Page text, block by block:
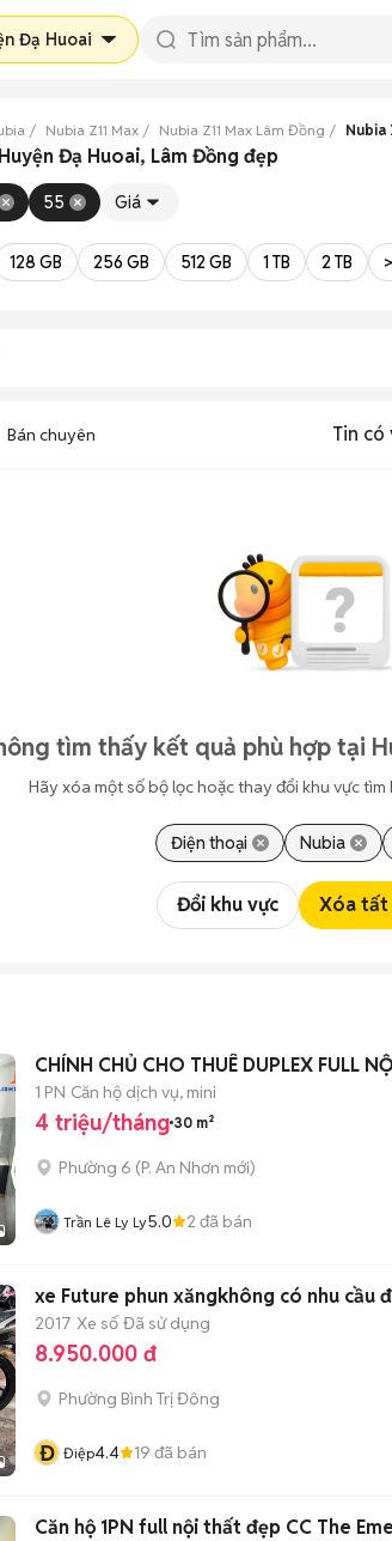
Đạ Huoai
Nubia Z11 Max Nubia Z11 Max Lâm Đồng Nubia
Đạ Huoai, Lâm Đồng đẹp
55 Giá
128 GB 256 GB 512 GB 1 TB 2 TB
Bán chuyên Tin có
tìm thấy kết quả phù hợp tại
Hãy xóa một số bộ lọc hoặc thay đổi khu vực
Điện thoại Nubia
Đổi khu vực Xóa tất
CHÍNH CHỦ CHO THUÊ DUPLEX FULL
1 PN Căn hộ dịch vụ, mini
4 triệu/tháng 30 m²
Phường 6 (P. An Nhơn mới)
Trần Lê Ly Ly5.0 2 đã bán
xe Future phun xăngkhông có nhu cầu
2017 Xe số Đã sử dụng
8.950.000 đ
Phường Bình Trị Đông
Đ Điệp4.4 19 đã bán
Căn hộ 1PN full nội thất đẹp CC The